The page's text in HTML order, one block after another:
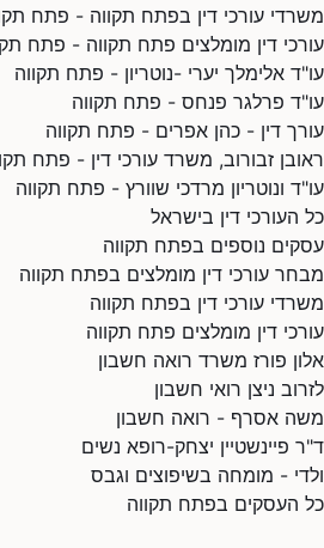
משרדי עורכי דין בפתח תקווה - פתח
עורכי דין מומלצים פתח תקווה - פתח
עו"ד אלימלך יערי -נוטריון - פתח תקווה
עו"ד פרלגר פנחס - פתח תקווה
עורך דין - כהן אפרים - פתח תקווה
ראובן זבורוב, משרד עורכי דין - פתח
עו"ד ונוטריון מרדכי שוורץ - פתח תקווה
כל העורכי דין בישראל
עסקים נוספים בפתח תקווה
מבחר עורכי דין מומלצים בפתח תקווה
משרדי עורכי דין בפתח תקווה
עורכי דין מומלצים פתח תקווה
אלון פורז משרד רואה חשבון
לזרוב ניצן רואי חשבון
משה אסרף - רואה חשבון
ד"ר פיינשטיין יצחק-רופא נשים
ולדי - מומחה בשיפוצים וגבס
כל העסקים בפתח תקווה